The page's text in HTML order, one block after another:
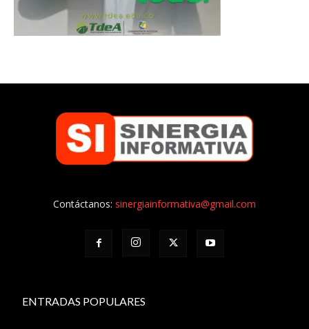
Contáctanos: sinergiainformativa@gmail.com
ENTRADAS POPULARES